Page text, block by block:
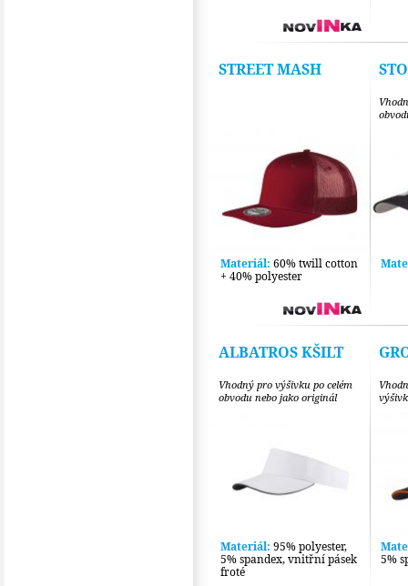
STREET MASH
Materiál: 60% twill cotton
+ 40% polyester
ALBATROS KŠILT
Vhodný pro výšivku po celém
obvodu nebo jako originál
Materiál: 95% polyester,
5% spandex, vnitřní pásek
froté
5%